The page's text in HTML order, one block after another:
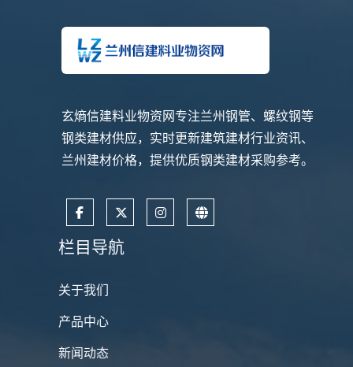
玄熵信建料业物资网专注兰州钢管、螺纹钢等
钢类建材供应，实时更新建筑建材行业资讯、
兰州建材价格，提供优质钢类建材采购参考。
栏目导航
关于我们
产品中心
新闻动态